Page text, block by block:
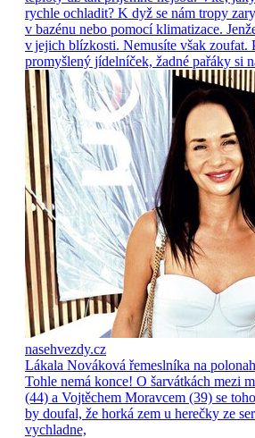
rychle ochladit? K dyž se nám tropy
v bazénu nebo pomocí klimatizace.
v jejich blízkosti. Nemusíte však zoufat.
promyšlený jídelníček, žadné pařáky si
nasehvezdy.cz
Lákala Nováková řemeslníka na
Tohle nemá konce! O šarvátkách mezi
(44) a Vojtěchem Moravcem (39) se
by doufal, že horká zem u herečky ze
vychladne,